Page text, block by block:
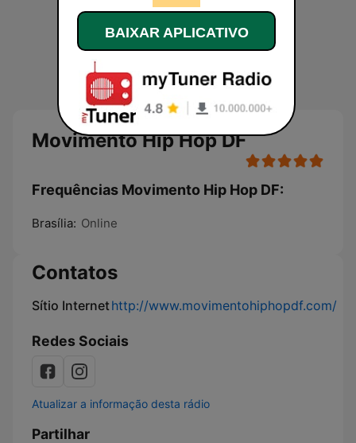
Movimento Hip Hop DF
Frequências Movimento Hip Hop DF:
Brasília: Online
Contatos
Sítio Internethttp://www.movimentohiphopdf.com/
Redes Sociais
Atualizar a informação desta rádio
Partilhar
BAIXAR APLICATIVO